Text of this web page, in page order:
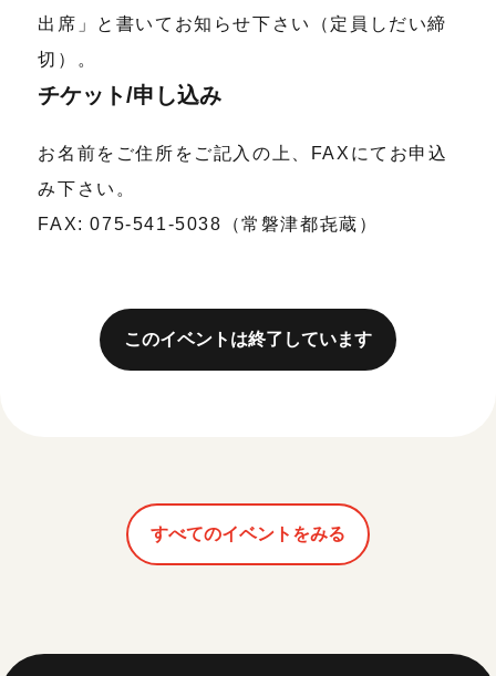
出席」と書いてお知らせ下さい（定員しだい締
切）。
チケット/申し込み
お名前をご住所をご記入の上、FAXにてお申込
み下さい。
FAX: 075-541-5038（常磐津都㐂蔵）
このイベントは終了しています
すべてのイベントをみる